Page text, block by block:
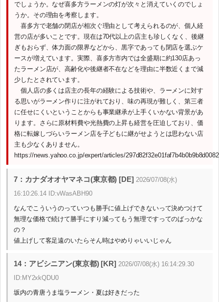
でしょうか。なぜ喜多方ラーメンの灯が次々と消えていくのでしょ
うか。その理由を考察します。
喜多方で老舗の閉店が相次ぐ理由として考えられるのが、個人経
営の店が多いことです。現在は70代以上の店主も珍しくなく、後継
ぎもおらず、体力面の限界などから、黒字であっても閉店を選ぶケ
ースが増えています。実際、喜多方市内では全盛期に約130店あっ
たラーメン店が、高齢化や後継者不在などを理由に半数近くまで減
少したとされています。
個人店の多くは店主の長年の経験による技術や、ラーメンに対す
る思いがラーメン作りに注がれており、味の再現が難しく、第三者
に任せにくいということからも事業継承が上手くいかない背景があ
ります。さらに原材料費や光熱費の上昇も経営を圧迫しており、価
格に転嫁しづらいラーメン店を子どもに継がせようとは思わない店
主も少なくありません。
https://news.yahoo.co.jp/expert/articles/
7：カナダオオヤマネコ(東京都) [DE] 2026/07/08(水)
16:10:26.14 ID:vWasABH90
なんでこういうのっていつも勝手に値上げできないって決めつけて
無理な価格で続けて勝手にすり減ってもう無理ですってのばっかな
の？
値上げして客足遠のいたらそん時はやめりゃいいじゃん
14：アビシニアン(東京都) [KR] 2026/07/08(水) 16:14:29.30
ID:MY2xkQDU0
坂内の青唐うま塩ラーメン・夏は好きだった